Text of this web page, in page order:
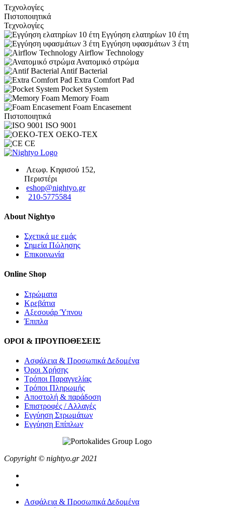
Τεχνολογίες
Πιστοποιητικά
Τεχνολογίες
Εγγύηση ελατηρίων 10 έτη
Εγγύηση υφασμάτων 3 έτη
Airflow Technology
Ανατομικό στρώμα
Antif Bacterial
Extra Comfort Pad
Pocket System
Memory Foam
Foam Encasement
Πιστοποιητικά
ISO 9001
OEKO-TEX
CE
Λεωφ. Κηφισού 152,
Περιστέρι
eshop@nightyo.gr
210-5775584
About Nightyo
Σχετικά με εμάς
Σημεία Πώλησης
Επικοινωνία
Online Shop
Στρώματα
Κρεβάτια
Αξεσουάρ Ύπνου
Έπιπλα
ΟΡΟΙ & ΠΡΟΥΠΟΘΕΣΕΙΣ
Ασφάλεια & Προσωπικά Δεδομένα
Όροι Χρήσης
Τρόποι Παραγγελίας
Τρόποι Πληρωμής
Αποστολή & παράδοση
Επιστροφές / Αλλαγές
Εγγύηση Στρωμάτων
Εγγύηση Επίπλων
Copyright © nightyo.gr 2021
Ασφάλεια & Προσωπικά Δεδομένα